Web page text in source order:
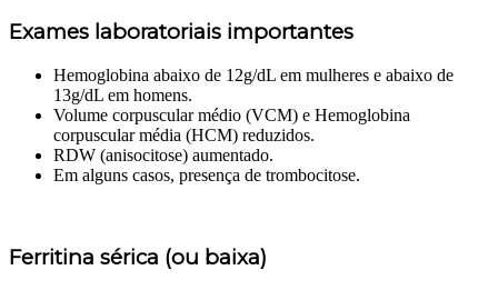
Exames laboratoriais importantes
Hemoglobina abaixo de 12g/dL em mulheres e abaixo de
13g/dL em homens.
Volume corpuscular médio (VCM) e Hemoglobina
corpuscular média (HCM) reduzidos.
RDW (anisocitose) aumentado.
Em alguns casos, presença de trombocitose.
Ferritina sérica (ou baixa)